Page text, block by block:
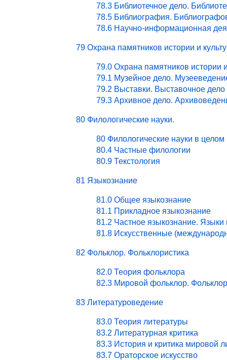
78.3 Библиотечное дело.
78.5 Библиография.
78.6 Научно-информационная
79 Охрана памятников истории и
79.0 Охрана памятников истории
79.1 Музейное дело.
79.2 Выставки. Выставочное дело
79.3 Архивное дело.
80 Филологические науки.
80 Филологические науки в целом
80.4 Частные филологии
80.9 Текстология
81 Языкознание
81.0 Общее языкознание
81.1 Прикладное языкознание
81.2 Частное языкознание. Языки
81.8 Искусственные
82 Фольклор. Фольклористика
82.0 Теория фольклора
82.3 Мировой фольклор.
83 Литературоведение
83.0 Теория литературы
83.2 Литературная критика
83.3 История и критика мировой
83.7 Ораторское искусство